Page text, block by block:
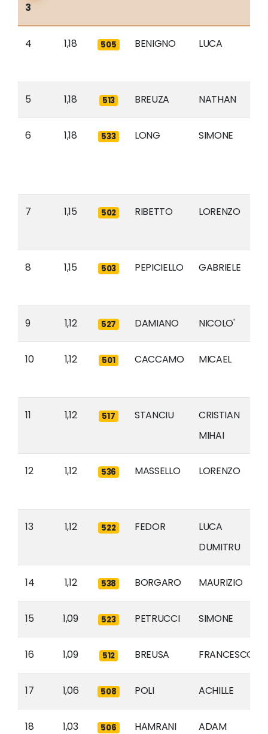
3
4 1,18 505 BENIGNO LUCA
5 1,18 513 BREUZA NATHAN
6 1,18 533 LONG SIMONE
7 1,15 502 RIBETTO LORENZO
8 1,15 503 PEPICIELLO GABRIELE
9 1,12 527 DAMIANO NICOLO'
10 1,12 501 CACCAMO MICAEL
11 1,12 517 STANCIU
CRISTIAN
MIHAI
12 1,12 536 MASSELLO LORENZO
13 1,12 522 FEDOR
LUCA
DUMITRU
14 1,12 538 BORGARO MAURIZIO
15 1,09 523 PETRUCCI SIMONE
16 1,09 512 BREUSA FRANCESCO
17 1,06 508 POLI ACHILLE
18 1,03 506 HAMRANI ADAM